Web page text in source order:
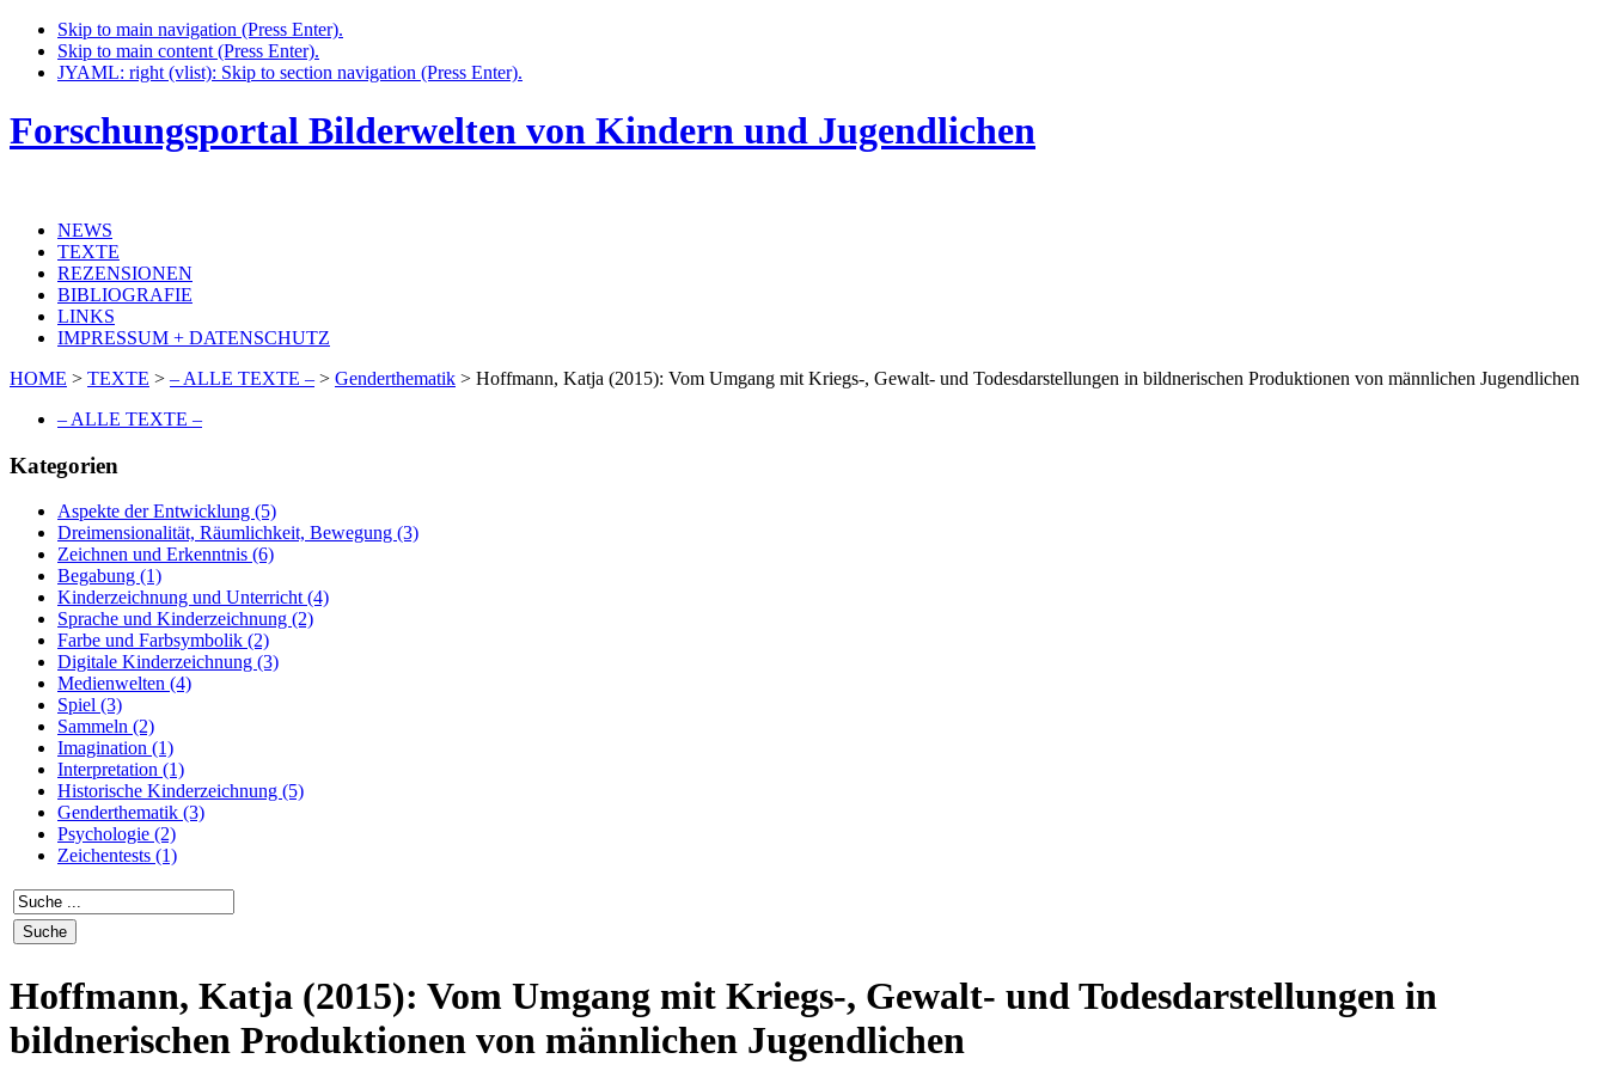
Skip to main navigation (Press Enter).
Skip to main content (Press Enter).
JYAML: right (vlist): Skip to section navigation (Press Enter).
Forschungsportal Bilderwelten von Kindern und Jugendlichen
NEWS
TEXTE
REZENSIONEN
BIBLIOGRAFIE
LINKS
IMPRESSUM + DATENSCHUTZ
HOME > TEXTE > – ALLE TEXTE – > Genderthematik > Hoffmann, Katja (2015): Vom Umgang mit Kriegs-, Gewalt- und Todesdarstellungen in bildnerischen Produktionen von männlichen Jugendlichen
– ALLE TEXTE –
Kategorien
Aspekte der Entwicklung (5)
Dreimensionalität, Räumlichkeit, Bewegung (3)
Zeichnen und Erkenntnis (6)
Begabung (1)
Kinderzeichnung und Unterricht (4)
Sprache und Kinderzeichnung (2)
Farbe und Farbsymbolik (2)
Digitale Kinderzeichnung (3)
Medienwelten (4)
Spiel (3)
Sammeln (2)
Imagination (1)
Interpretation (1)
Historische Kinderzeichnung (5)
Genderthematik (3)
Psychologie (2)
Zeichentests (1)
Hoffmann, Katja (2015): Vom Umgang mit Kriegs-, Gewalt- und Todesdarstellungen in
bildnerischen Produktionen von männlichen Jugendlichen